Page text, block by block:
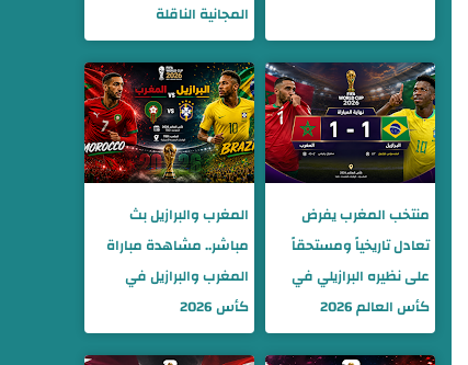
المجانية الناقلة
منتخب المغرب يفرض
تعادل تاريخياً ومستحقاً
على نظيره البرازيلي في
كأس العالم 2026
المغرب والبرازيل بث
مباشر.. مشاهدة مباراة
المغرب والبرازيل في
كأس 2026